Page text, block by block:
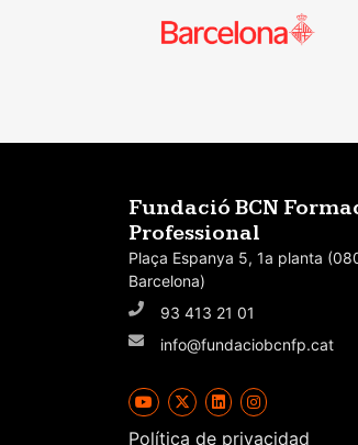
entradas
Fundació BCN
Professional
Plaça Espanya 5, 1a planta
Barcelona)
93 413 21 01
info@fundaciobcnfp.cat
Política de privacidad